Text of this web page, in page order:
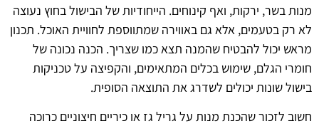
מנות בשר, ירקות, ואף קינוחים. הייחודיות של הבישול בחוץ נעוצה
לא רק בטעמים, אלא גם באווירה שמתווספת לחוויית האוכל. תכנון
מראש יכול להבטיח שהמנה תצא כמו שצריך. הכנה נכונה של
חומרי הגלם, שימוש בכלים המתאימים, והקפיצה על טכניקות
בישול שונות יכולים לשדרג את התוצאה הסופית.
חשוב לזכור שהכנת מנות על גריל גז או כיריים חיצוניים כרוכה